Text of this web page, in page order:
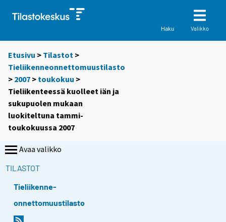
Haku Valikko
Etusivu > Tilastot >
Tieliikenneonnettomuustilasto
> 2007 > toukokuu >
Tieliikenteessä kuolleet iän ja
sukupuolen mukaan
luokiteltuna tammi-
toukokuussa 2007
Avaa valikko
TILASTOT
Tieliikenne-
onnettomuustilasto